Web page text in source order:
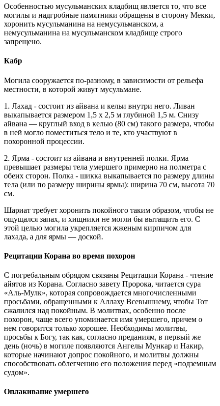
Особенностью мусульманских кладбищ является то, что все
могилы и надгробные памятники обращены в сторону Мекки,
хоронить мусульманина на немусульманском, а
немусульманина на мусульманском кладбище строго
запрещено.
Кабр
Могила сооружается по-разному, в зависимости от рельефа
местности, в которой живут мусульмане.
1. Лахад - состоит из айвана и кельи внутри него. Ливан
выкапывается размером 1,5 х 2,5 м глубиной 1,5 м. Снизу
айвана — круглый вход в келью (80 см) такого размера, чтобы
в ней могло поместиться тело и те, кто участвуют в
похоронной процессии.
2. Ярма - состоит из айвана и внутренней полки. Ярма
превышает размеры тела умершего примерно на полметра с
обеих сторон. Полка - шикка выкапывается по размеру длины
тела (или по размеру ширины ярмы): ширина 70 см, высота 70
см.
Шариат требует хоронить покойного таким образом, чтобы не
ощущался запах, и хищники не могли бы вытащить его. С
этой целью могила укрепляется жженым кирпичом для
лахада, а для ярмы — доской.
Рецитации Корана во время похорон
С погребальным обрядом связаны Рецитации Корана - чтение
айятов из Корана. Согласно завету Пророка, читается сура
«Аль-Мулк», которая сопровождается многочисленными
просьбами, обращенными к Аллаху Всевышнему, чтобы Тот
сжалился над покойным. В молитвах, особенно после
похорон, чаще всего упоминается имя умершего, причем о
нем говорится только хорошее. Необходимы молитвы,
просьбы к Богу, так как, согласно преданиям, в первый же
день (ночь) в могиле появляются Ангелы Мункар и Накир,
которые начинают допрос покойного, и молитвы должны
способствовать облегчению его положения перед «подземным
судом».
Оплакивание умершего